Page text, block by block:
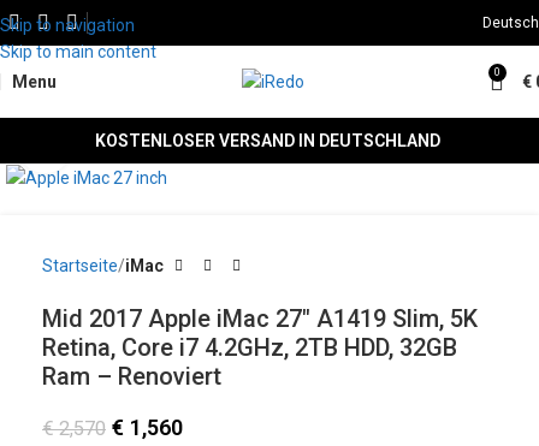
Skip to navigation
Skip to main content
Deutsch
Menu 0 €
KOSTENLOSER VERSAND IN DEUTSCHLAND
Click to enlarge
Startseite iMac
Mid 2017 Apple iMac 27″ A1419 Slim, 5K
Retina, Core i7 4.2GHz, 2TB HDD, 32GB
Ram – Renoviert
€2,570 € 1,560